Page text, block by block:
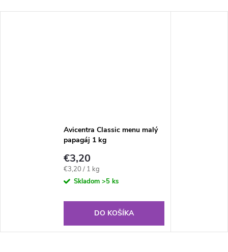
Avicentra Classic menu malý
papagáj 1 kg
€3,20
Jednotková
cena:
€3,20 / 1 kg
Skladom >5 ks
DO KOŠÍKA